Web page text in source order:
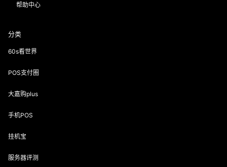
帮助中心
分类
60s看世界
POS支付圈
大嘉购plus
手机POS
挂机宝
服务器评测